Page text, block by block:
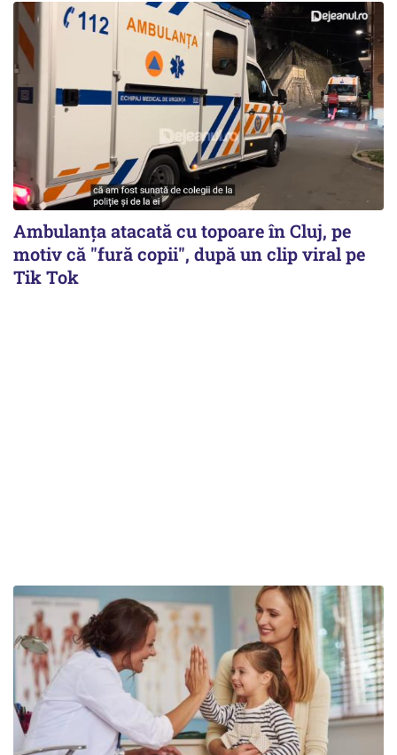
Ambulanța atacată cu topoare în Cluj, pe
motiv că "fură copii", după un clip viral pe
Tik Tok